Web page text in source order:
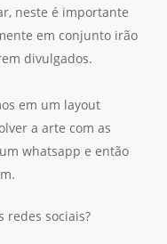
no carrinho.
neste é importante
em conjunto irão
divulgados.
em um layout
a arte com as
whatsapp e então
redes sociais?